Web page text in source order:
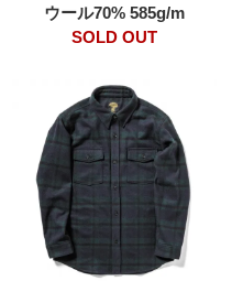
ウール70% 585g/m
SOLD OUT